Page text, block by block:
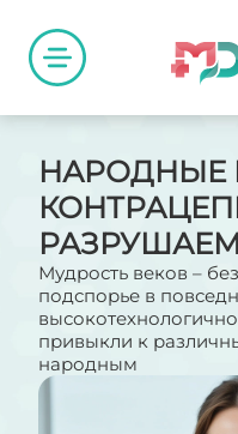
НАРОДНЫЕ
Мудрость веков –
подспорье в
привыкли к
народным